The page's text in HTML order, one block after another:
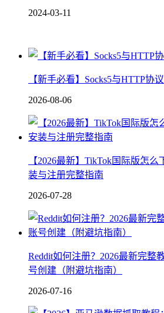
2024-03-11
【新手必看】Socks5与HTTP协
2026-08-06
【2026最新】TikTok国际版怎么
装与注册完整指南
2026-07-28
Reddit如何注册？2026最新完整
号创建（附避坑指南）
2026-07-16